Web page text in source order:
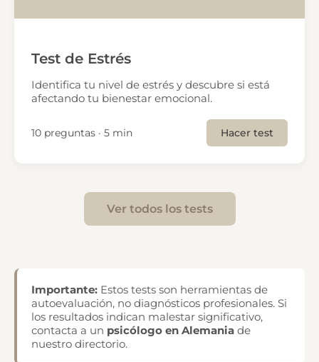
Test de Estrés
Identifica tu nivel de estrés y descubre si está
afectando tu bienestar emocional.
10 preguntas · 5 min Hacer test
Ver todos los tests
Importante: Estos tests son herramientas de
autoevaluación, no diagnósticos profesionales. Si
los resultados indican malestar significativo,
contacta a un psicólogo en Alemania de
nuestro directorio.